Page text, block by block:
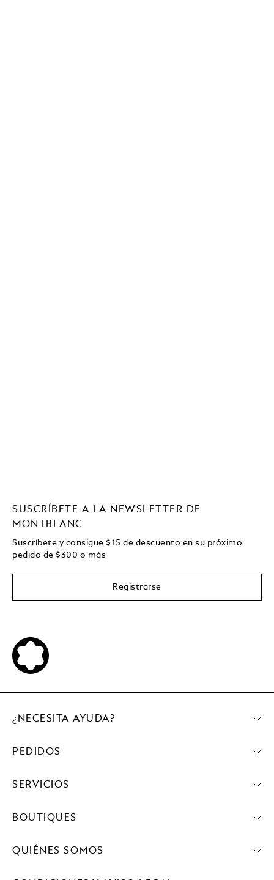
SUSCRÍBETE A LA NEWSLETTER DE
MONTBLANC
Suscríbete y consigue $15 de descuento en su próximo
pedido de $300 o más
Registrarse
¿NECESITA AYUDA?
PEDIDOS
SERVICIOS
BOUTIQUES
QUIÉNES SOMOS